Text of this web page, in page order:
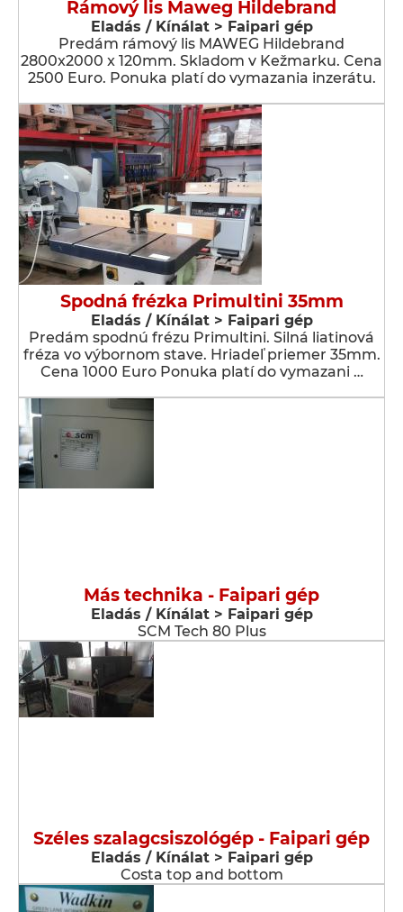
Rámový lis Maweg Hildebrand
Eladás / Kínálat > Faipari gép
Predám rámový lis MAWEG Hildebrand
2800x2000 x 120mm. Skladom v Kežmarku. Cena
2500 Euro. Ponuka platí do vymazania inzerátu.
Spodná frézka Primultini 35mm
Eladás / Kínálat > Faipari gép
Predám spodnú frézu Primultini. Silná liatinová
fréza vo výbornom stave. Hriadeľ priemer 35mm.
Cena 1000 Euro Ponuka platí do vymazani …
Más technika - Faipari gép
Eladás / Kínálat > Faipari gép
SCM Tech 80 Plus
Széles szalagcsiszológép - Faipari gép
Eladás / Kínálat > Faipari gép
Costa top and bottom